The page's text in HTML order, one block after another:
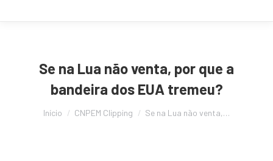
Se na Lua não venta, por que a
bandeira dos EUA tremeu?
Início CNPEM Clipping Se na Lua não venta,…